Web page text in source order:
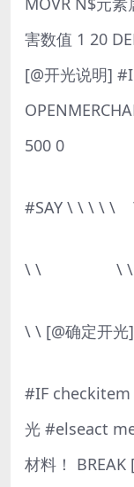
害数值 1 20
[@开光说明]
500 0
#SAY \ \ \ \
\ \ \ \
\ \ [@确定开光]
#IF checkitem
光 #elseact
材料！